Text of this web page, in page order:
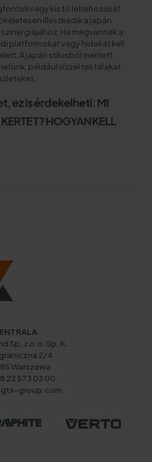
egy kis tó létrehozását.
illeszkedik a japán
Ha megvannak a
platformokat vagy hidakat kell
A japán stílusból merített
például vízzel teli tálakat
ez is érdekelheti: MI
HOGYAN KELL
Sp. z o.o. Sp. K.
2/4
Warszawa
22 573 03 00
group.com